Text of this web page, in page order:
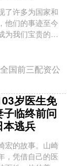
了许多为国家和
他们的事迹至今
为我们宝贵的精
就有一位名叫
行....
全国前三配资公
岁医生免
临终前问
本逃兵
宏的故事。山崎
，凭借自己的医